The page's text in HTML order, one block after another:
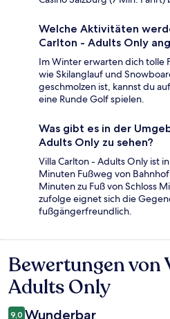
Welche Aktivitäten
Carlton - Adults Only
Im Winter erwarten dich tolle
wie Skilanglauf und
geschmolzen ist, kannst du
eine Runde Golf spielen.
Was gibt es in der
Adults Only zu sehen?
Villa Carlton - Adults Only ist
Minuten Fußweg von
Minuten zu Fuß von Schloss
zufolge eignet sich die
fußgängerfreundlich.
Bewertungen
Bewertungen von
Adults Only
9,0 Wunderbar